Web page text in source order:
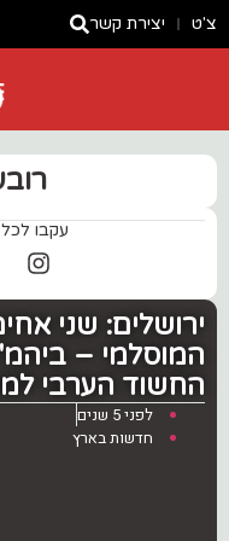
צ'ט יצירת קשר
עקבו לכל
ירושלים: שני
המוסלמי –
החשוד הערבי
לפני 5 שנים
חדשות בארץ